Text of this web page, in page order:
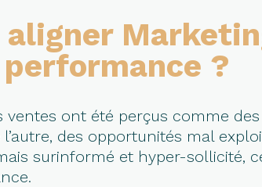
?
ont été perçus comme
des opportunités mal
surinformé et hyper-sollicité,